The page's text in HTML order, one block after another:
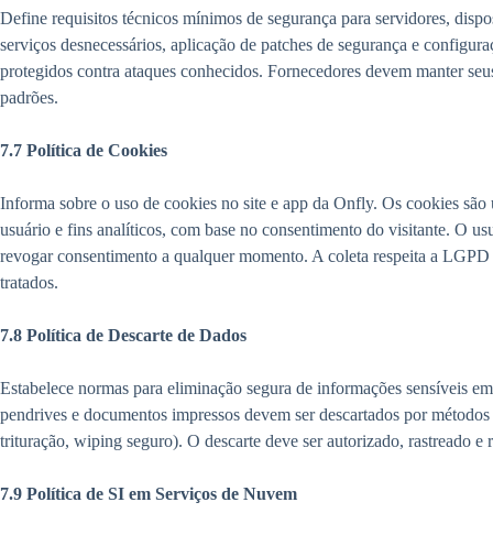
Define requisitos técnicos mínimos de segurança para servidores,
serviços desnecessários, aplicação de patches de segurança e
protegidos contra ataques conhecidos. Fornecedores devem manter
padrões.
7.7 Política de Cookies
Informa sobre o uso de cookies no site e app da Onfly. Os cookies
usuário e fins analíticos, com base no consentimento do visitante. O
revogar consentimento a qualquer momento. A coleta respeita a LGPD
tratados.
7.8 Política de Descarte de Dados
Estabelece normas para eliminação segura de informações sensíveis
pendrives e documentos impressos devem ser descartados por
trituração, wiping seguro). O descarte deve ser autorizado, rastreado
7.9 Política de SI em Serviços de Nuvem